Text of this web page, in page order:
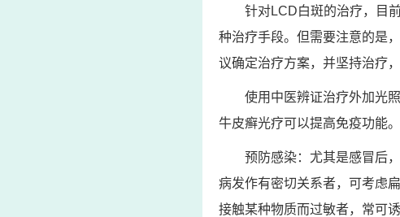
针对LCD白斑的治疗，目
种治疗手段。但需要注意的是
议确定治疗方案，并坚持治疗
使用中医辨证治疗外加光
牛皮癣光疗可以提高免疫功能
预防感染：尤其是感冒后
病发作有密切关系者，可考虑
接触某种物质而过敏者，常可